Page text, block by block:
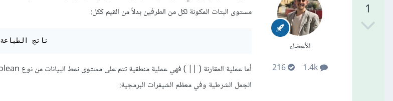
1
الأعضاء
1.4k
216
مستوى البتات المكونة لكل من الطرفين بدلاً من القيم ككل:
print_r(1 | 2)  // 3 ناتج الطباعة
الجمل الشرطية وفي معظم الشيفرات البرمجية: